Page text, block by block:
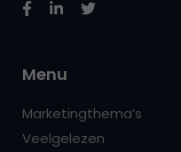
Menu
Marketingthema’s
Veelgelezen